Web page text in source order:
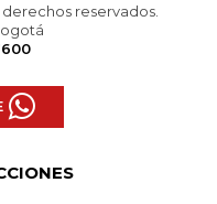
derechos reservados.